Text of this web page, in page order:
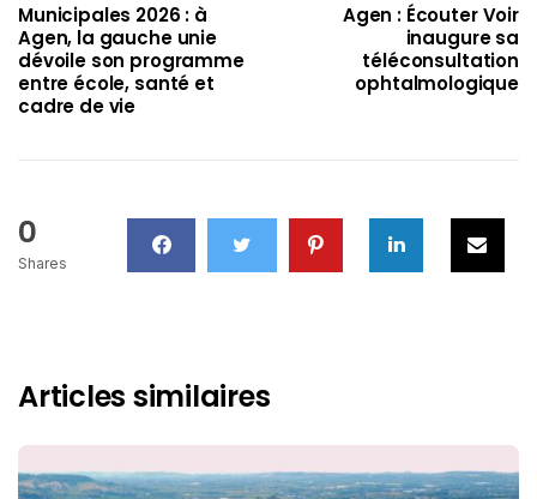
Municipales 2026 : à
Agen, la gauche unie
dévoile son programme
entre école, santé et
cadre de vie
Agen : Écouter Voir
inaugure sa
téléconsultation
ophtalmologique
0
Shares
Articles similaires